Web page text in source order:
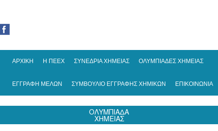
ΑΡΧΙΚΗ Η ΠΕΕΧ ΣΥΝΕΔΡΙΑ ΧΗΜΕΙΑΣ ΟΛΥΜΠΙΑΔΕΣ ΧΗΜΕΙΑΣ
ΕΓΓΡΑΦΗ ΜΕΛΩΝ ΣΥΜΒΟΥΛΙΟ ΕΓΓΡΑΦΗΣ ΧΗΜΙΚΩΝ ΕΠΙΚΟΙΝΩΝΙΑ
ΟΛΥΜΠΙΑΔΑ
ΧΗΜΕΙΑΣ